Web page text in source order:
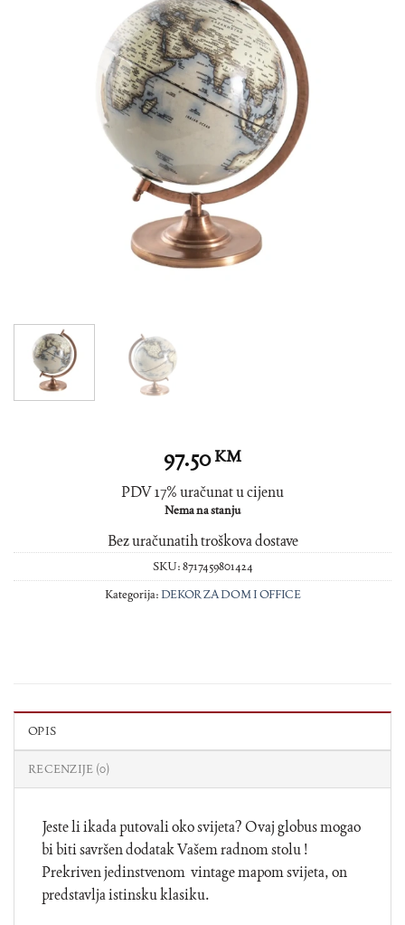
97.50KM
PDV 17% uračunat u cijenu
Nema na stanju
Bez uračunatih troškova dostave
SKU:8717459801424
Kategorija:DEKOR ZA DOM I OFFICE
OPIS
RECENZIJE (0)
Jeste li ikada putovali oko svijeta? Ovaj globus mogao
bi biti savršen dodatak Vašem radnom stolu !
Prekriven jedinstvenom vintage mapom svijeta, on
predstavlja istinsku klasiku.